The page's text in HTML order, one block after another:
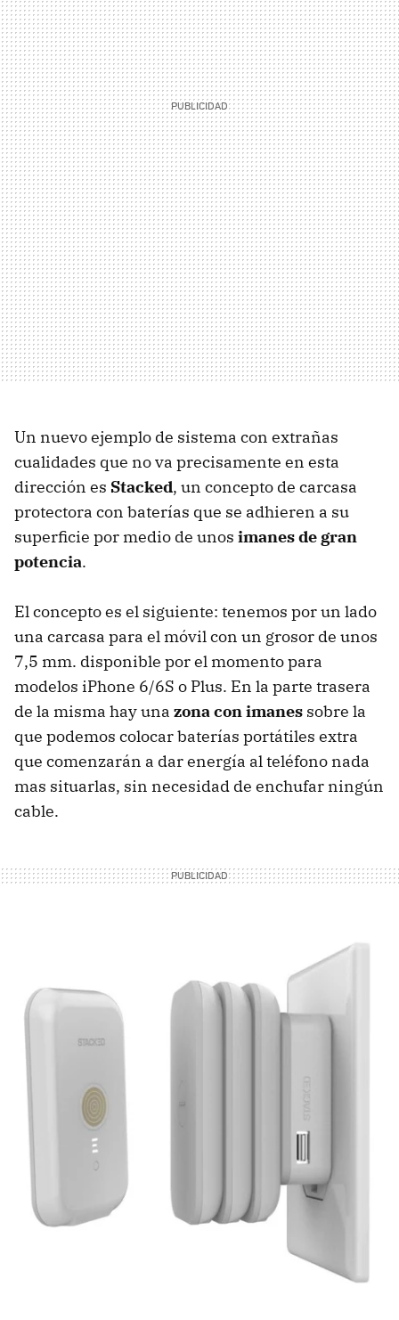
Un nuevo ejemplo de sistema con extrañas
cualidades que no va precisamente en esta
dirección es Stacked, un concepto de carcasa
protectora con baterías que se adhieren a su
superficie por medio de unos imanes de gran
potencia.
El concepto es el siguiente: tenemos por un lado
una carcasa para el móvil con un grosor de unos
7,5 mm. disponible por el momento para
modelos iPhone 6/6S o Plus. En la parte trasera
de la misma hay una zona con imanes sobre la
que podemos colocar baterías portátiles extra
que comenzarán a dar energía al teléfono nada
mas situarlas, sin necesidad de enchufar ningún
cable.